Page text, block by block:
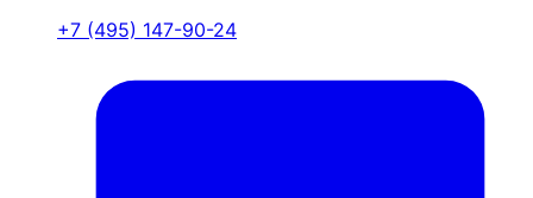
+7 (495) 147-90-24